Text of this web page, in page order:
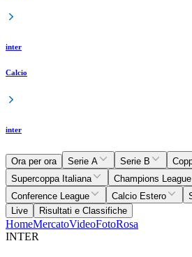
inter
Calcio
inter
Ora per ora Serie A Serie B
Supercoppa Italiana
Champions League
Conference League
Calcio Estero
Live
Risultati e Classifiche
HomeMercatoVideoFotoRosa
INTER